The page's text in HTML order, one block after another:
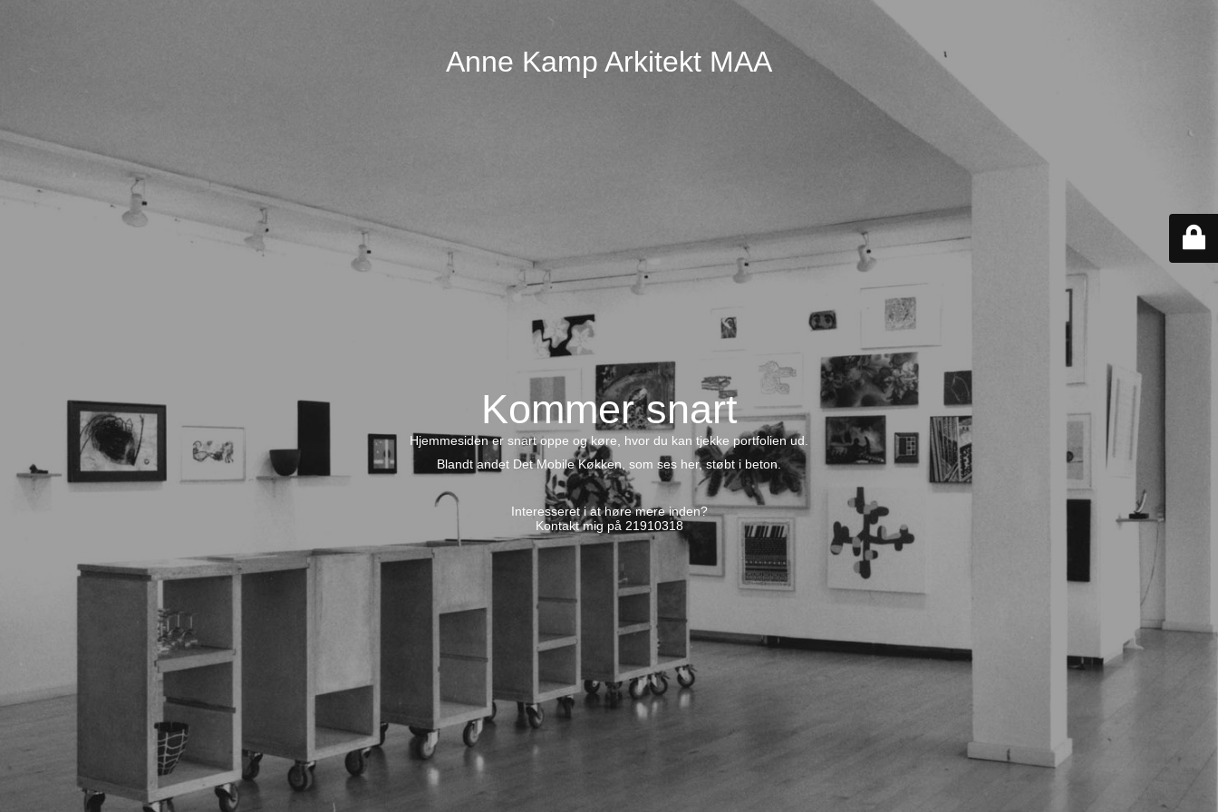
Anne Kamp Arkitekt MAA
Kommer snart
Hjemmesiden er snart oppe og køre, hvor du kan tjekke portfolien ud.
Blandt andet Det Mobile Køkken, som ses her, støbt i beton.
Interesseret i at høre mere inden?
Kontakt mig på 21910318